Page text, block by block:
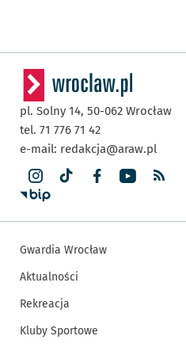
pl. Solny 14, 50-062 Wrocław
tel. 71 776 71 42
e-mail: redakcja@araw.pl
Gwardia Wrocław
Aktualności
Rekreacja
Kluby Sportowe